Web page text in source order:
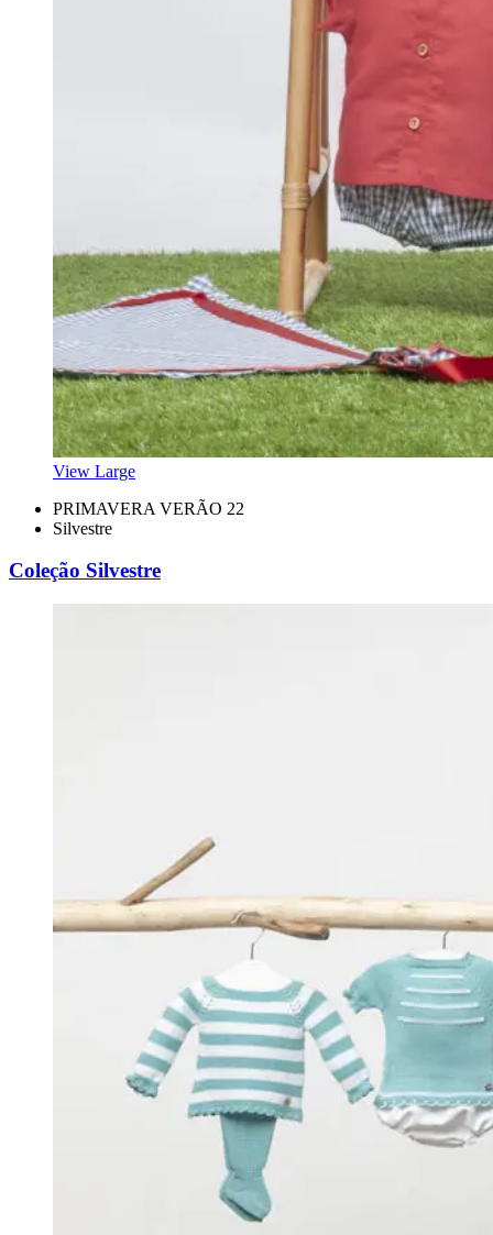
View Large
PRIMAVERA VERÃO 22
Silvestre
Coleção Silvestre